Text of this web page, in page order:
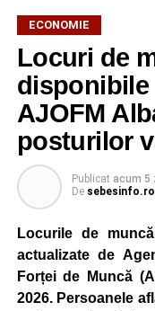
Potrivit unui
gradual, în funcție
Reprezentanții
este monitorizată
capacitate normală
Compania dă
de producție nu va
Kronospan se
energie electrică
energetic este
realizată cu ajutorul
de cogenerare.
ECONOMIE
Locuri de
disponibile
AJOFM
posturilor
Publicat acum 5
De sebesinfo.ro
Locurile de
actualizate de
Forței de Muncă
2026. Persoanele